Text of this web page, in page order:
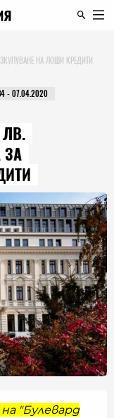
НА ЛОШИ КРЕДИТИ
- 07.04.2020
"Булевард